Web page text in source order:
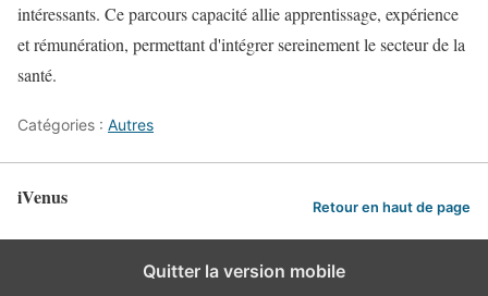
intéressants. Ce parcours capacité allie apprentissage, expérience
et rémunération, permettant d'intégrer sereinement le secteur de la
santé.
Catégories : Autres
iVenus Retour en haut de page
Quitter la version mobile